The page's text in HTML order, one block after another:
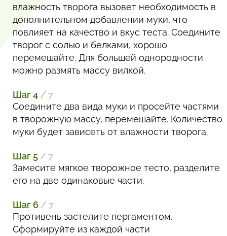
влажность творога вызовет необходимость в
дополнительном добавлении муки, что
повлияет на качество и вкус теста. Соедините
творог с солью и белками, хорошо
перемешайте. Для большей однородности
можно размять массу вилкой.
Шаг 4 / 7
Соедините два вида муки и просейте частями
в творожную массу, перемешайте. Количество
муки будет зависеть от влажности творога.
Шаг 5 / 7
Замесите мягкое творожное тесто, разделите
его на две одинаковые части.
Шаг 6 / 7
Противень застелите пергаментом.
Сформируйте из каждой части